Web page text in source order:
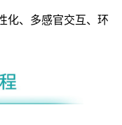
化、多感官交互、环